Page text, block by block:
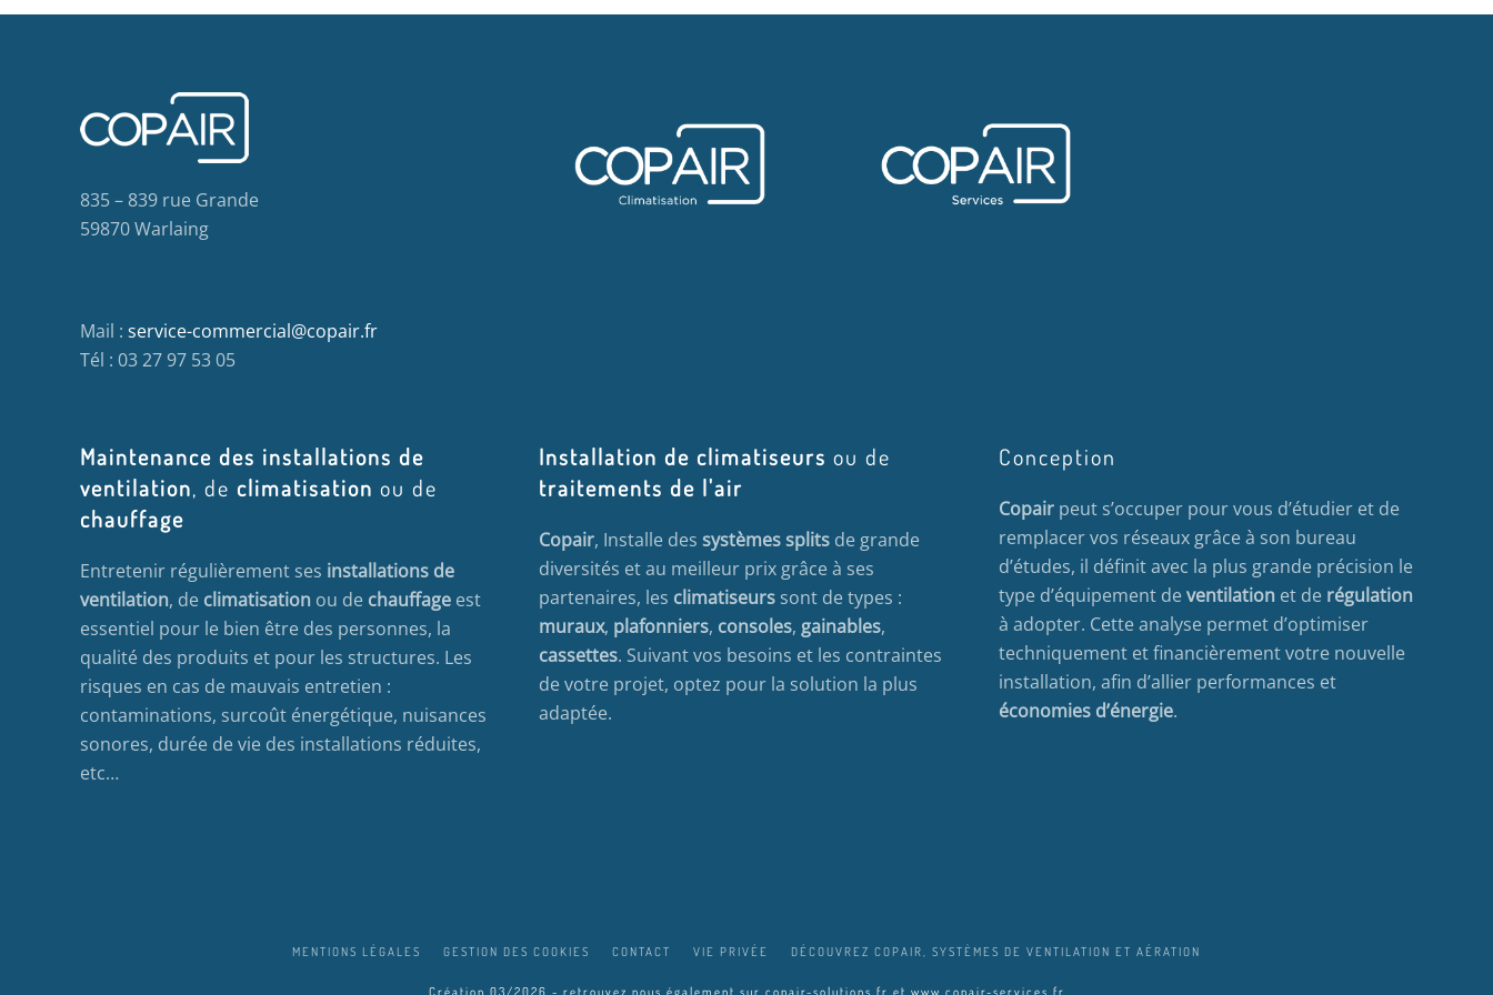
835 – 839 rue Grande
59870 Warlaing
Mail : service-commercial@copair.fr
Tél : 03 27 97 53 05
Maintenance des installations de
ventilation, de climatisation ou de
chauffage
Entretenir régulièrement ses installations de
ventilation, de climatisation ou de chauffage est
essentiel pour le bien être des personnes, la
qualité des produits et pour les structures. Les
risques en cas de mauvais entretien :
contaminations, surcoût énergétique, nuisances
sonores, durée de vie des installations réduites,
etc…
Installation de climatiseurs ou de
traitements de l'air
Copair, Installe des systèmes splits de grande
diversités et au meilleur prix grâce à ses
partenaires, les climatiseurs sont de types :
muraux, plafonniers, consoles, gainables,
cassettes. Suivant vos besoins et les contraintes
de votre projet, optez pour la solution la plus
adaptée.
Conception
Copairpeut s’occuper pour vous d’étudier et de
remplacer vos réseaux grâce à son bureau
d’études, il définit avec la plus grande précision le
type d’équipement deventilationet de régulation
à adopter. Cette analyse permet d’optimiser
techniquement et financièrement votre nouvelle
installation, afin d’allier performances et
économies d’énergie.
MENTIONS LÉGALES GESTION DES COOKIES CONTACT VIE PRIVÉE DÉCOUVREZ COPAIR, SYSTÈMES DE VENTILATION ET AÉRATION